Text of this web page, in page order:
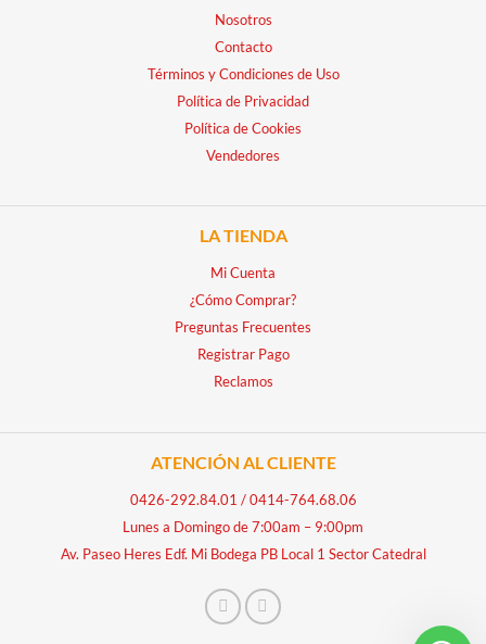
Nosotros
Contacto
Términos y Condiciones de Uso
Política de Privacidad
Política de Cookies
Vendedores
LA TIENDA
Mi Cuenta
¿Cómo Comprar?
Preguntas Frecuentes
Registrar Pago
Reclamos
ATENCIÓN AL CLIENTE
0426-292.84.01 /0414-764.68.06
Lunes a Domingo de 7:00am – 9:00pm
Av. Paseo Heres Edf. Mi Bodega PB Local 1 Sector Catedral